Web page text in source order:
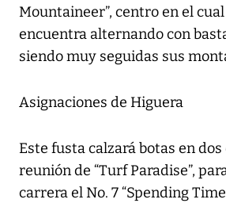
Mountaineer”, centro en el
encuentra alternando con
siendo muy seguidas sus
Asignaciones de Higuera
Este fusta calzará botas en
reunión de “Turf Paradise”,
carrera el No. 7 “Spending